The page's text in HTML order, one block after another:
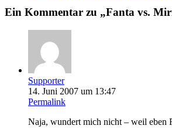
Ein Kommentar zu „Fanta vs.
Supporter
14. Juni 2007 um 13:47
Permalink
Naja, wundert mich nicht – weil eben